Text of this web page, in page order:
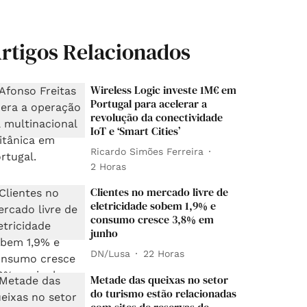
Relacionados
Wireless Logic investe 1M€ em
Portugal para acelerar a
revolução da conectividade
IoT e ‘Smart Cities’
Ricardo Simões Ferreira
2 Horas
Clientes no mercado livre de
eletricidade sobem 1,9% e
consumo cresce 3,8% em
junho
DN/Lusa 22 Horas
Metade das queixas no setor
do turismo estão relacionadas